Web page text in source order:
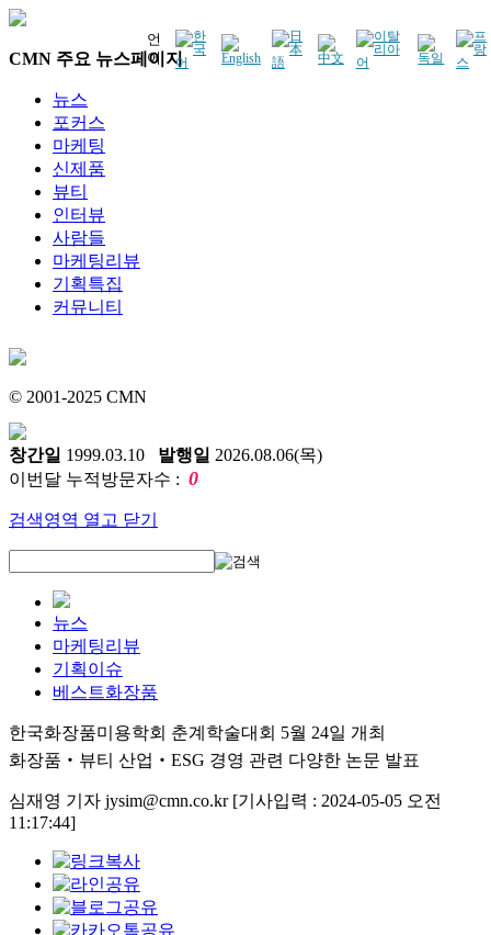
언
어
CMN 주요 뉴스페이지
뉴스
포커스
마케팅
신제품
뷰티
인터뷰
사람들
마케팅리뷰
기획특집
커뮤니티
© 2001-2025 CMN
창간일 1999.03.10 발행일 2026.08.06(목)
이번달 누적방문자수 : 0
검색영역 열고 닫기
뉴스
마케팅리뷰
기획이슈
베스트화장품
한국화장품미용학회 춘계학술대회 5월 24일 개최
화장품‧뷰티 산업‧ESG 경영 관련 다양한 논문 발표
심재영 기자 jysim@cmn.co.kr [기사입력 : 2024-05-05 오전
11:17:44]